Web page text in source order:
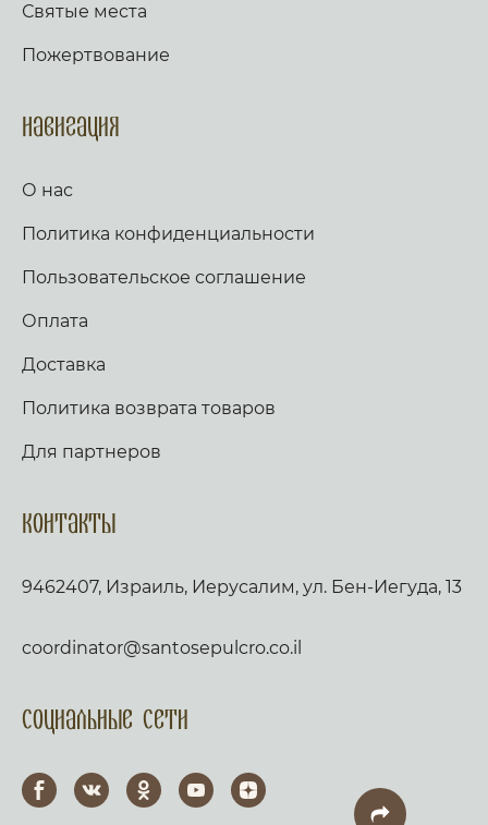
Святые места
Пожертвование
Навигация
О нас
Политика конфиденциальности
Пользовательское соглашение
Оплата
Доставка
Политика возврата товаров
Для партнеров
Контакты
9462407, Израиль, Иерусалим, ул. Бен-Иегуда, 13
coordinator@santosepulcro.co.il
Социальные сети